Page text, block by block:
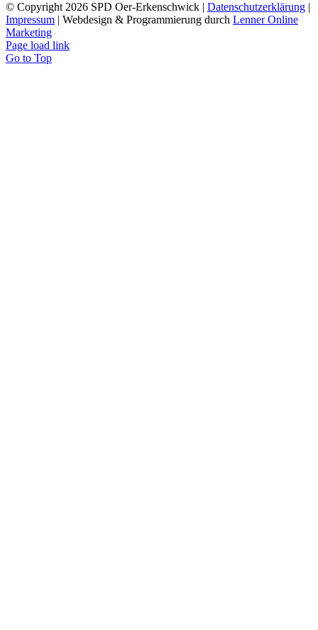
© Copyright 2026 SPD Oer-Erkenschwick | Datenschutzerklärung |
Impressum | Webdesign & Programmierung durch Lenner Online
Marketing
Page load link
Go to Top